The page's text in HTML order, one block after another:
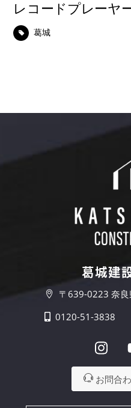
レコードプレーヤ
葛城
葛城建
〒639-0223 奈
0120-51-3838
お問合